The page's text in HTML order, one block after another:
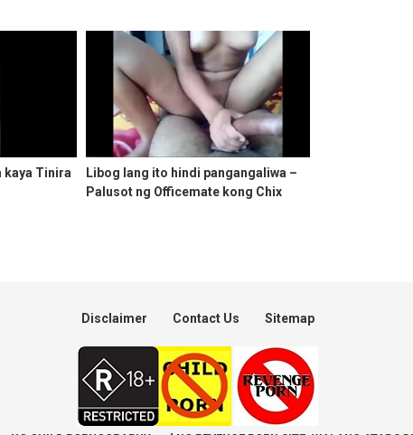
kaya Tinira
Libog lang ito hindi pangangaliwa –
Palusot ng Officemate kong Chix
Disclaimer Contact Us Sitemap